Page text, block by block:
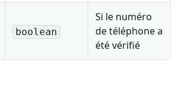
boolean
Si le numéro
de téléphone a
été vérifié